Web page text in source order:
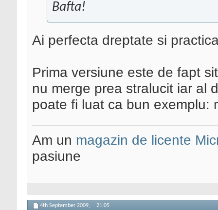
Bafta!
Ai perfecta dreptate si
Prima versiune este de fapt
nu merge prea stralucit iar al
poate fi luat ca bun exemplu:
Am un magazin de licente
pasiune
4th September 2009, 21:05